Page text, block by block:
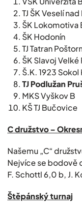
TJ ŠK Veselí
ŠK
ŠK
TJ Tatran
ŠK Slavoj
Š.K. 1923
TJ Podlužan
MKS
KŠ TJ
C družstvo –
Našemu „C“
Nejvíce se bodově
F. Schottl 6,0 b, J.
Štěpánský turnaj